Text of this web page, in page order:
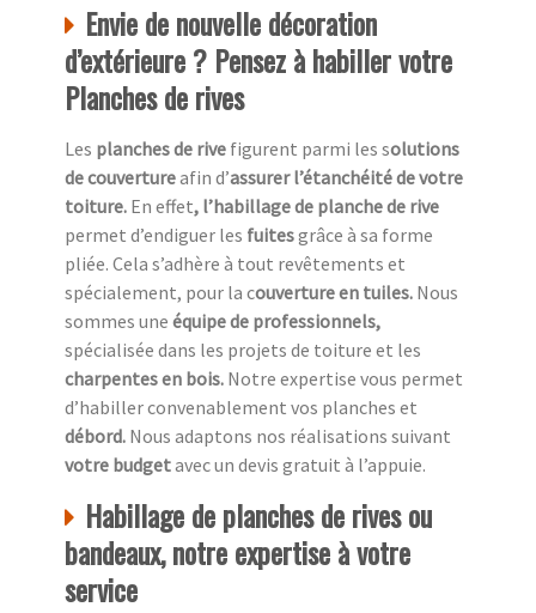
Envie de nouvelle décoration
d’extérieure ? Pensez à habiller votre
Planches de rives
Les planches de rive figurent parmi les solutions
de couvertureafin d’assurer l’étanchéité de votre
toiture. En effet, l’habillage de planche de rive
permet d’endiguer les fuitesgrâce à sa forme
pliée. Cela s’adhère à tout revêtements et
spécialement, pour la couverture en tuiles. Nous
sommes une équipe de professionnels,
spécialisée dans les projets de toiture et les
charpentes en bois. Notre expertise vous permet
d’habiller convenablement vos planches et
débord. Nous adaptons nos réalisations suivant
votre budgetavec un devis gratuit à l’appuie.
Habillage de planches de rives ou
bandeaux, notre expertise à votre
service